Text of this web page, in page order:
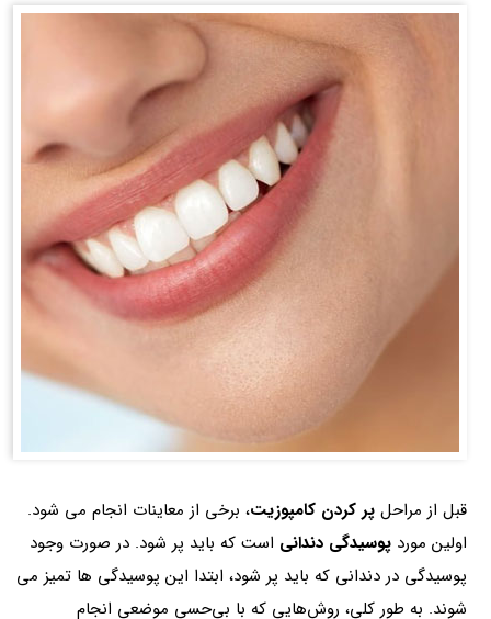
قبل از مراحل پر کردن کامپوزیت، برخی از معاینات انجام می شود.
اولین مورد پوسیدگی دندانی است که باید پر شود. در صورت وجود
پوسیدگی در دندانی که باید پر شود، ابتدا این پوسیدگی ها تمیز می
شوند. به طور کلی، روش‌هایی که با بی‌حسی موضعی انجام